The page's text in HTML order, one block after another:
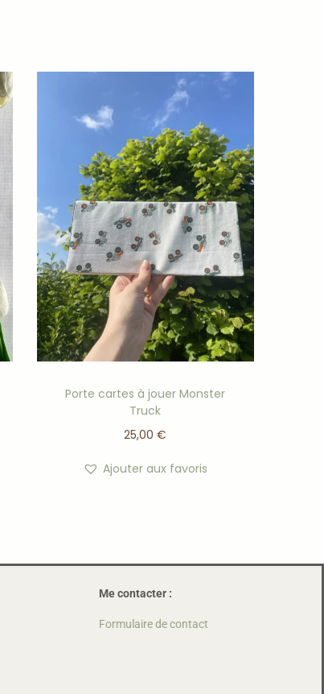
Porte cartes à jouer Monster
Truck
25,00€
Ajouter aux favoris
Me contacter :
Formulaire de contact